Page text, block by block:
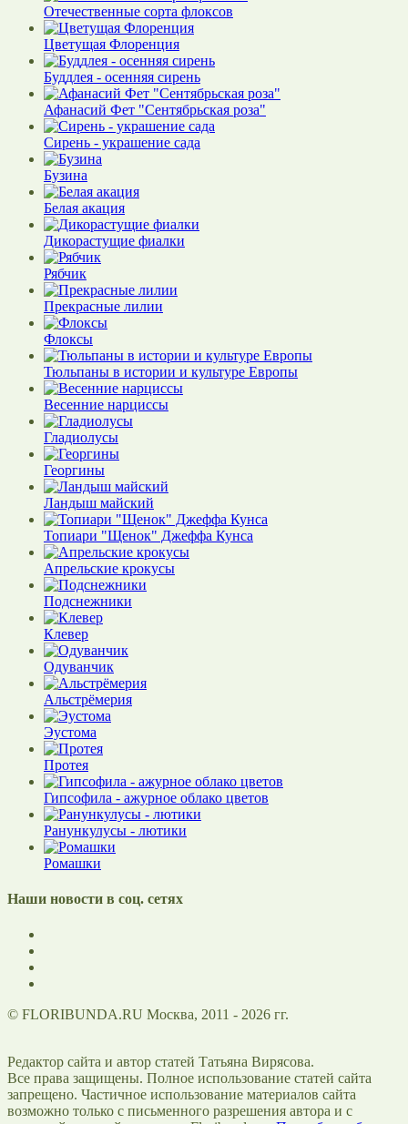
Отечественные сорта флоксов
Цветущая Флоренция
Буддлея - осенняя сирень
Афанасий Фет "Сентябрьская роза"
Сирень - украшение сада
Бузина
Белая акация
Дикорастущие фиалки
Рябчик
Прекрасные лилии
Флоксы
Тюльпаны в истории и культуре Европы
Весенние нарциссы
Гладиолусы
Георгины
Ландыш майский
Топиари "Щенок" Джеффа Кунса
Апрельские крокусы
Подснежники
Клевер
Одуванчик
Альстрёмерия
Эустома
Протея
Гипсофила - ажурное облако цветов
Ранункулусы - лютики
Ромашки
Наши новости в соц. сетях
© FLORIBUNDA.RU Москва, 2011 - 2026 гг.
Редактор сайта и автор статей Татьяна Вирясова.
Все права защищены. Полное использование статей сайта
запрещено. Частичное использование материалов сайта
возможно только с письменного разрешения автора и с